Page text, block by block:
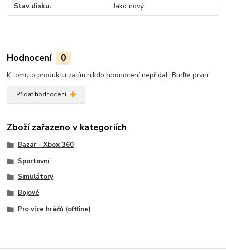
Stav disku Jako nový
Hodnocení 0
K tomuto produktu zatím nikdo hodnocení nepřidal. Buďte první.
Přidat hodnocení
Zboží zařazeno v kategoriích
Bazar - Xbox 360
Sportovní
Simulátory
Bojové
Pro více hráčů (offline)